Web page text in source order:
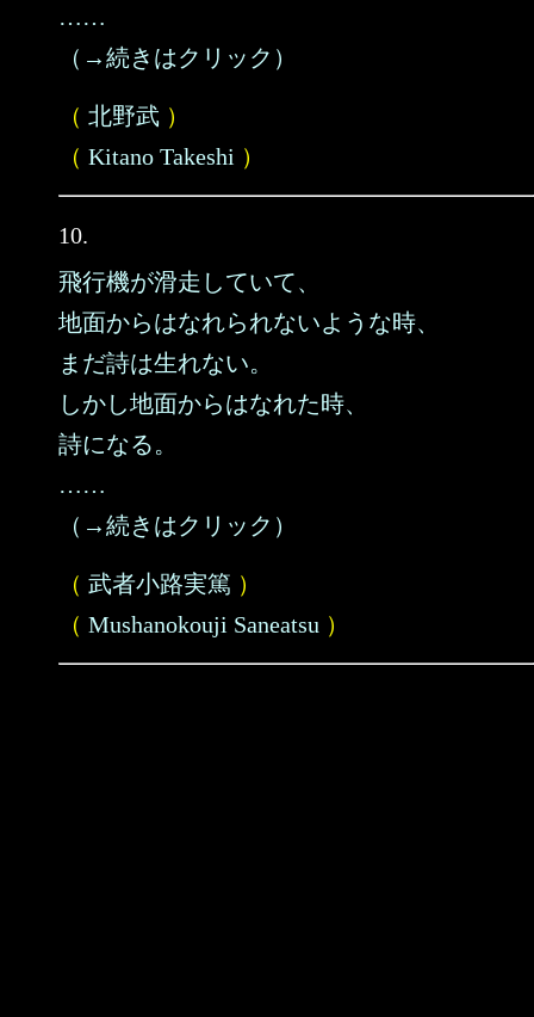
……
（→続きはクリック）
（ 北野武 ）
（ Kitano Takeshi ）
10.
飛行機が滑走していて、
地面からはなれられないような時、
まだ詩は生れない。
しかし地面からはなれた時、
詩になる。
……
（→続きはクリック）
（ 武者小路実篤 ）
（ Mushanokouji Saneatsu ）